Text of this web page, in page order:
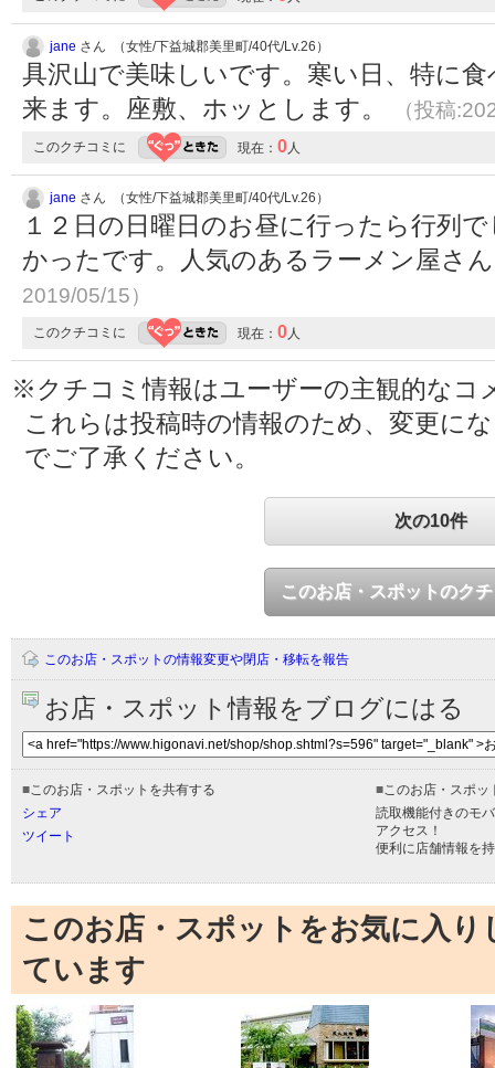
jane さん （女性/下益城郡美里町/40代/Lv.26）
具沢山で美味しいです。寒い日、特に
来ます。座敷、ホッとします。
（投稿
このクチコミに 現在： 0人
jane さん （女性/下益城郡美里町/40代/Lv.26）
１２日の日曜日のお昼に行ったら行列
かったです。人気のあるラーメン屋さ
2019/05/15）
このクチコミに 現在： 0人
※クチコミ情報はユーザーの主観的なコ
これらは投稿時の情報のため、変更に
でご了承ください。
次の10件
このお店・スポットのク
このお店・スポットの情報変更や閉店・移転を報告
お店・スポット情報をブログにはる
■このお店・スポットを共有する
シェア
ツイート
■このお店・スポッ
読取機能付きのモ
アクセス！
便利に店舗情報を
このお店・スポットをお気に入
ています